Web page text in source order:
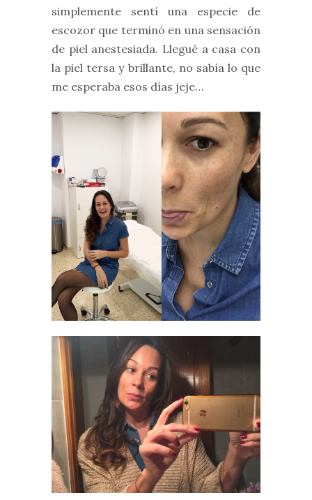
simplemente sentí una especie de
escozor que terminó en una sensación
de piel anestesiada. Llegué a casa con
la piel tersa y brillante, no sabía lo que
me esperaba esos días jeje…